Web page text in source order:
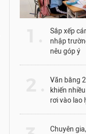
Sắp xếp
nhập
nêu góp ý
Văn bằng
khiến
rơi vào lao
Chuyên